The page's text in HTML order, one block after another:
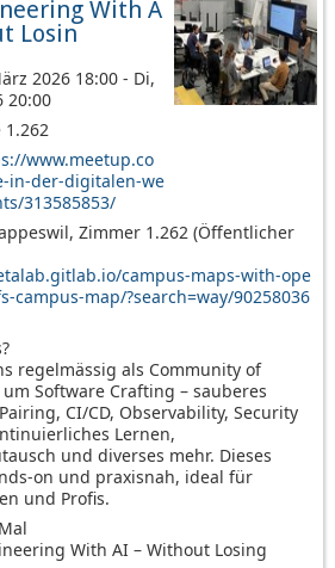
With A
Losin
2026 18:00 - Di,
20:00
1.262
www.meetup.co
in-der-digitalen-we
313585853/
Zimmer 1.262 (Öffentlicher
campus-maps-with-ope
campus-map/?search=way/90258036
regelmässig als Community of
Software Crafting – sauberes
CI/CD, Observability, Security
Lernen,
und diverses mehr. Dieses
on und praxisnah, ideal für
und Profis.
With AI – Without Losing